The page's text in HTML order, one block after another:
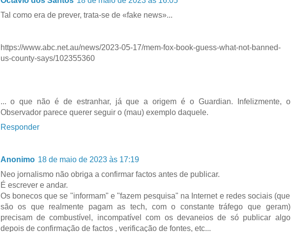
Tal como era de prever, trata-se de «fake news»...
https://www.abc.net.au/news/2023-05-17/mem-fox-book-guess-what-not-banned-
us-county-says/102355360
... o que não é de estranhar, já que a origem é o Guardian. Infelizmente, o
Observador parece querer seguir o (mau) exemplo daquele.
Responder
Anonimo 18 de maio de 2023 às 17:19
Neo jornalismo não obriga a confirmar factos antes de publicar.
É escrever e andar.
Os bonecos que se "informam" e "fazem pesquisa" na Internet e redes sociais (que
são os que realmente pagam as tech, com o constante tráfego que geram)
precisam de combustível, incompatível com os devaneios de só publicar algo
depois de confirmação de factos , verificação de fontes, etc...